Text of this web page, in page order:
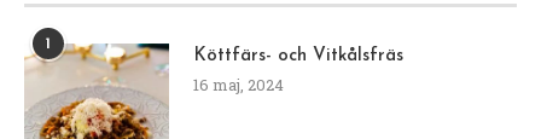
Köttfärs- och Vitkålsfräs
16 maj, 2024